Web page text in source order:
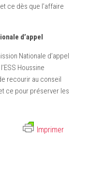
ce dès que l’affaire
d’appel
Nationale d’appel
Houssine
recourir au conseil
ce pour préserver les
Imprimer